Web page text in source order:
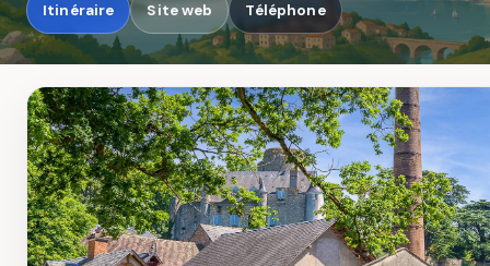
Ouvrir dans Kraaby
4,8 / 5
Itinéraire Site web Téléphone